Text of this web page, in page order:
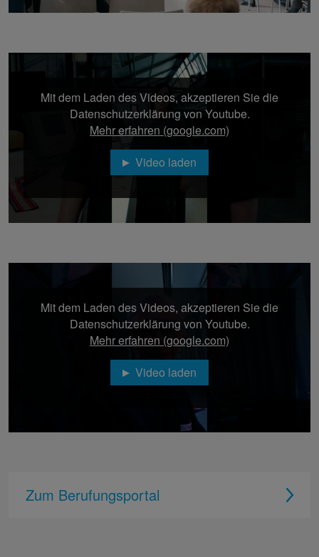
Mit dem Laden des Videos, akzeptieren Sie die
Datenschutzerklärung von Youtube.
Mehr erfahren (google.com)
Video laden
Mit dem Laden des Videos, akzeptieren Sie die
Datenschutzerklärung von Youtube.
Mehr erfahren (google.com)
Video laden
Zum Berufungsportal